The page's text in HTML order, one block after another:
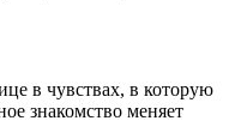
в чувствах, в которую
знакомство меняет